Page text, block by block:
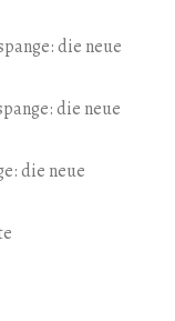
die neue
die neue
die neue